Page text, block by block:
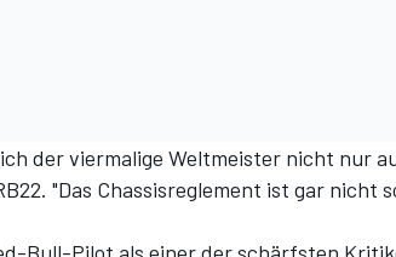
der viermalige Weltmeister nicht nur
"Das Chassisreglement ist gar nicht